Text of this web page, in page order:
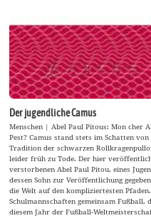
Der jugendliche Camus
Menschen | Abel Paul Pitous: Mon cher
Pest? Camus stand stets im Schatten
Tradition der schwarzen
leider früh zu Tode. Der hier
verstorbenen Abel Paul Pitou, eines
dessen Sohn zur Veröffentlichung
die Welt auf den kompliziertesten
Schulmannschaften gemeinsam
diesem Jahr der Fußball-